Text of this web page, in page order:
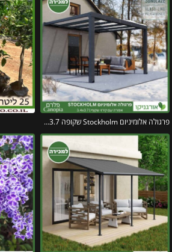
פרגולה אלומיניום Stockholm שקופה 3.4X3.7 עיצוב מודרני מבית Canopia